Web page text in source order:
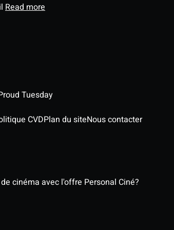
Read more
Tuesday
CVDPlan du siteNous contacter
cinéma avec l'offre Personal Ciné?